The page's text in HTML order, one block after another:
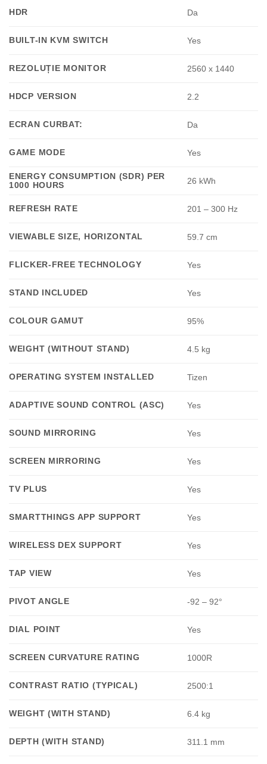
HDR Da
BUILT-IN KVM SWITCH Yes
REZOLUȚIE MONITOR 2560 x 1440
HDCP VERSION 2.2
ECRAN CURBAT: Da
GAME MODE Yes
ENERGY CONSUMPTION (SDR) PER
1000 HOURS
26 kWh
REFRESH RATE 201 – 300 Hz
VIEWABLE SIZE, HORIZONTAL 59.7 cm
FLICKER-FREE TECHNOLOGY Yes
STAND INCLUDED Yes
COLOUR GAMUT 95%
WEIGHT (WITHOUT STAND) 4.5 kg
OPERATING SYSTEM INSTALLED Tizen
ADAPTIVE SOUND CONTROL (ASC) Yes
SOUND MIRRORING Yes
SCREEN MIRRORING Yes
TV PLUS Yes
SMARTTHINGS APP SUPPORT Yes
WIRELESS DEX SUPPORT Yes
TAP VIEW Yes
PIVOT ANGLE -92 – 92°
DIAL POINT Yes
SCREEN CURVATURE RATING 1000R
CONTRAST RATIO (TYPICAL) 2500:1
WEIGHT (WITH STAND) 6.4 kg
DEPTH (WITH STAND) 311.1 mm